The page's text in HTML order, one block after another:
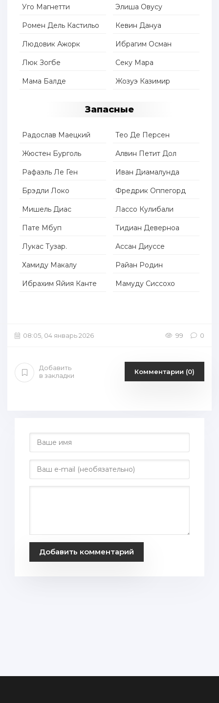
Уго Магнетти
Ромен Дель Кастильо
Людовик Ажорк
Люк Зогбе
Мама Балде
Элиша Овусу
Кевин Дануа
Ибрагим Осман
Секу Мара
Жозуэ Казимир
Запасные
Радослав Маецкий
Жюстен Бурголь
Рафаэль Ле Ген
Брэдли Локо
Мишель Диас
Пате Мбуп
Лукас Тузар.
Хамиду Макалу
Ибрахим Яйия Канте
Тео Де Персен
Алвин Петит Дол
Иван Диамалунда
Фредрик Оппегорд
Лассо Кулибали
Тидиан Деверноа
Ассан Диуссе
Райан Родин
Мамуду Сиссохо
08:05, 04 январь 2026 99 0
Добавить
в закладки
Комментарии (0)
Добавить комментарий